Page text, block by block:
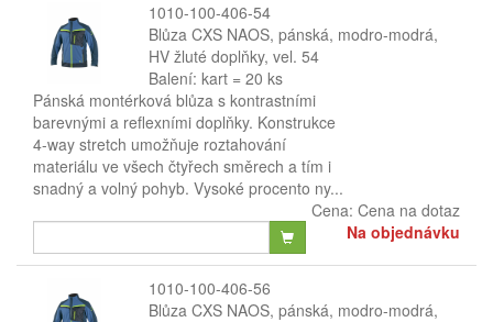
1010-100-406-54
Blůza CXS NAOS, pánská, modro-modrá,
HV žluté doplňky, vel. 54
Balení: kart = 20 ks
Pánská montérková blůza s kontrastními
barevnými a reflexními doplňky. Konstrukce
4-way stretch umožňuje roztahování
materiálu ve všech čtyřech směrech a tím i
snadný a volný pohyb. Vysoké procento ny...
Cena: Cena na dotaz
Na objednávku
1010-100-406-56
Blůza CXS NAOS, pánská, modro-modrá,